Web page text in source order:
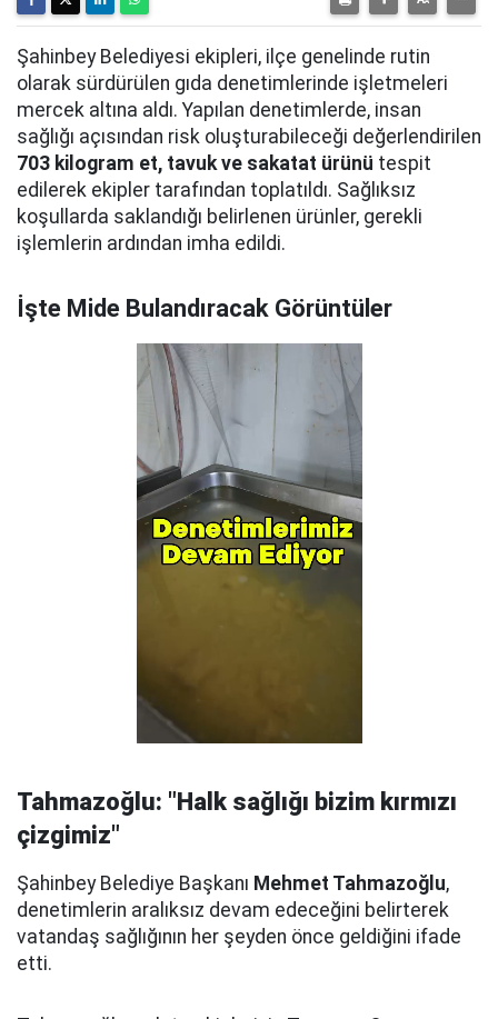
Şahinbey Belediyesi ekipleri, ilçe genelinde rutin
olarak sürdürülen gıda denetimlerinde işletmeleri
mercek altına aldı. Yapılan denetimlerde, insan
sağlığı açısından risk oluşturabileceği değerlendirilen
703 kilogram et, tavuk ve sakatat ürünü tespit
edilerek ekipler tarafından toplatıldı. Sağlıksız
koşullarda saklandığı belirlenen ürünler, gerekli
işlemlerin ardından imha edildi.
İşte Mide Bulandıracak Görüntüler
Tahmazoğlu: "Halk sağlığı bizim kırmızı
çizgimiz"
Şahinbey Belediye Başkanı Mehmet Tahmazoğlu,
denetimlerin aralıksız devam edeceğini belirterek
vatandaş sağlığının her şeyden önce geldiğini ifade
etti.